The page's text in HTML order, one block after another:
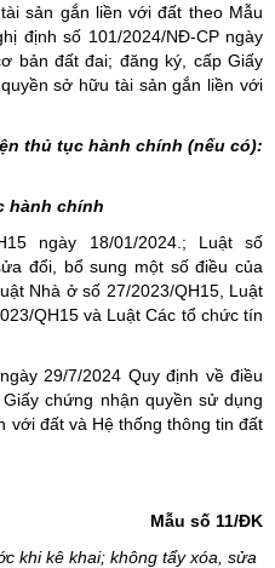
sản gắn liền với đất theo Mẫu
định số 101/2024/NĐ-CP ngày
bản đất đai; đăng ký, cấp Giấy
sở hữu tài sản gắn liền với
thủ tục hành chính (nếu có):
hành chính
ngày 18/01/2024.; Luật số
đổi, bổ sung một số điều của
Nhà ở số 27/2023/QH15, Luật
QH15 và Luật Các tổ chức tín
ngày 29/7/2024 Quy định về điều
chứng nhận quyền sử dụng
với đất và Hệ thống thông tin đất
Mẫu số 11/ĐK
khi kê khai; không tẩy xóa, sửa